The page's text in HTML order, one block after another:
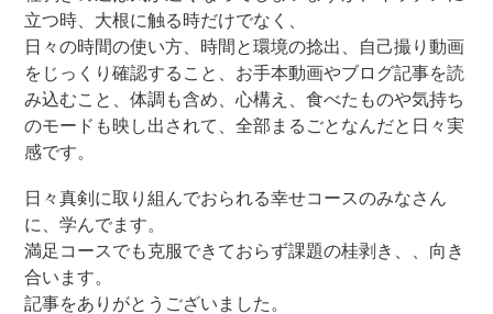
立つ時、大根に触る時だけでなく、
日々の時間の使い方、時間と環境の捻出、自己撮り動画
をじっくり確認すること、お手本動画やブログ記事を読
み込むこと、体調も含め、心構え、食べたものや気持ち
のモードも映し出されて、全部まるごとなんだと日々実
感です。
日々真剣に取り組んでおられる幸せコースのみなさん
に、学んでます。
満足コースでも克服できておらず課題の桂剥き、、向き
合います。
記事をありがとうございました。